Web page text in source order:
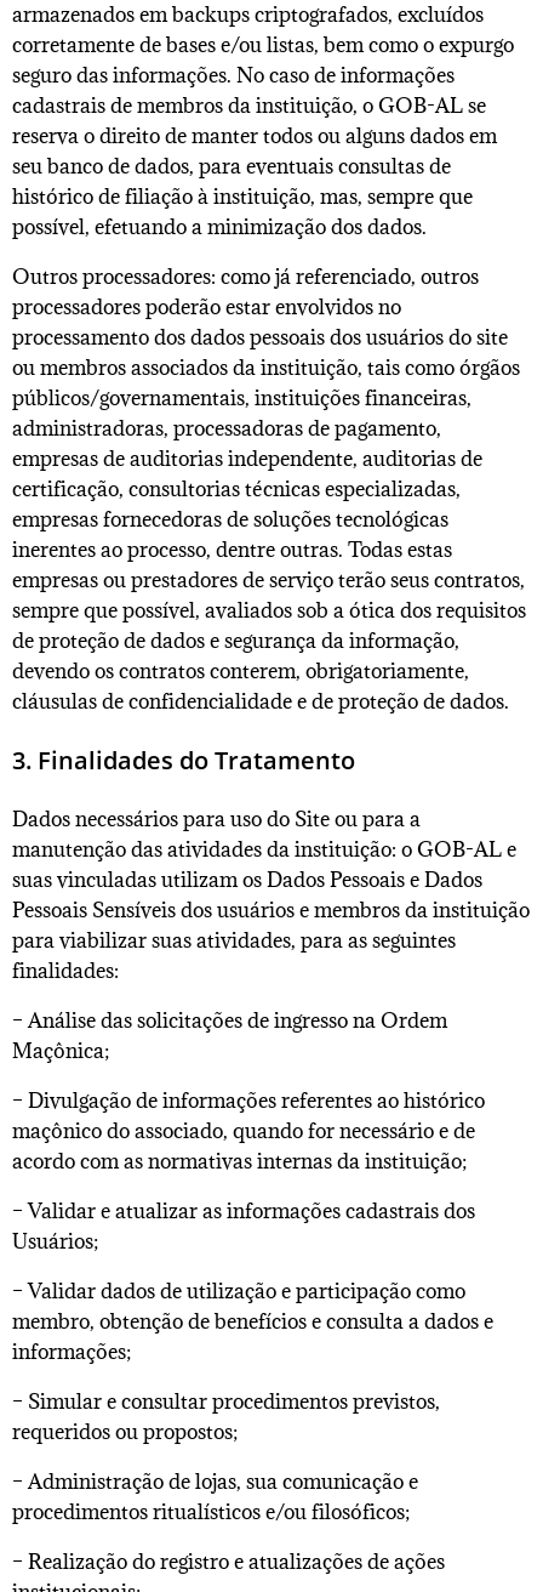
armazenados em backups criptografados, excluídos
corretamente de bases e/ou listas, bem como o expurgo
seguro das informações. No caso de informações
cadastrais de membros da instituição, o GOB-AL se
reserva o direito de manter todos ou alguns dados em
seu banco de dados, para eventuais consultas de
histórico de filiação à instituição, mas, sempre que
possível, efetuando a minimização dos dados.
Outros processadores: como já referenciado, outros
processadores poderão estar envolvidos no
processamento dos dados pessoais dos usuários do site
ou membros associados da instituição, tais como órgãos
públicos/governamentais, instituições financeiras,
administradoras, processadoras de pagamento,
empresas de auditorias independente, auditorias de
certificação, consultorias técnicas especializadas,
empresas fornecedoras de soluções tecnológicas
inerentes ao processo, dentre outras. Todas estas
empresas ou prestadores de serviço terão seus contratos,
sempre que possível, avaliados sob a ótica dos requisitos
de proteção de dados e segurança da informação,
devendo os contratos conterem, obrigatoriamente,
cláusulas de confidencialidade e de proteção de dados.
3. Finalidades do Tratamento
Dados necessários para uso do Site ou para a
manutenção das atividades da instituição: o GOB-AL e
suas vinculadas utilizam os Dados Pessoais e Dados
Pessoais Sensíveis dos usuários e membros da instituição
para viabilizar suas atividades, para as seguintes
finalidades:
– Análise das solicitações de ingresso na Ordem
Maçônica;
– Divulgação de informações referentes ao histórico
maçônico do associado, quando for necessário e de
acordo com as normativas internas da instituição;
– Validar e atualizar as informações cadastrais dos
Usuários;
– Validar dados de utilização e participação como
membro, obtenção de benefícios e consulta a dados e
informações;
– Simular e consultar procedimentos previstos,
requeridos ou propostos;
– Administração de lojas, sua comunicação e
procedimentos ritualísticos e/ou filosóficos;
– Realização do registro e atualizações de ações